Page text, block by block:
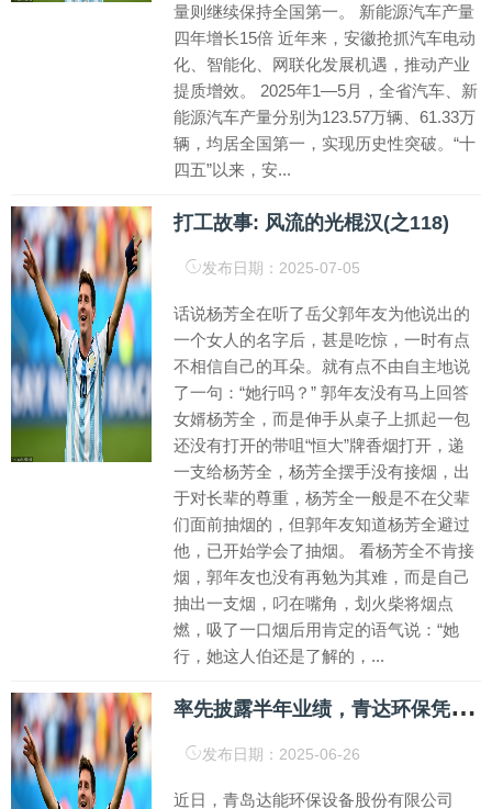
量则继续保持全国第一。 新能源汽车产量
四年增长15倍 近年来，安徽抢抓汽车电动
化、智能化、网联化发展机遇，推动产业
提质增效。 2025年1—5月，全省汽车、新
能源汽车产量分别为123.57万辆、61.33万
辆，均居全国第一，实现历史性突破。“十
四五”以来，安...
打工故事: 风流的光棍汉(之118)
发布日期：2025-07-05
话说杨芳全在听了岳父郭年友为他说出的
一个女人的名字后，甚是吃惊，一时有点
不相信自己的耳朵。就有点不由自主地说
了一句：“她行吗？” 郭年友没有马上回答
女婿杨芳全，而是伸手从桌子上抓起一包
还没有打开的带咀“恒大”牌香烟打开，递
一支给杨芳全，杨芳全摆手没有接烟，出
于对长辈的尊重，杨芳全一般是不在父辈
们面前抽烟的，但郭年友知道杨芳全避过
他，已开始学会了抽烟。 看杨芳全不肯接
烟，郭年友也没有再勉为其难，而是自己
抽出一支烟，叼在嘴角，划火柴将烟点
燃，吸了一口烟后用肯定的语气说：“她
行，她这人伯还是了解的，...
率
先披露半年业绩，青达环保凭何增长143%？_节能_创新_高新技术
发布日期：2025-06-26
近日，青岛达能环保设备股份有限公司